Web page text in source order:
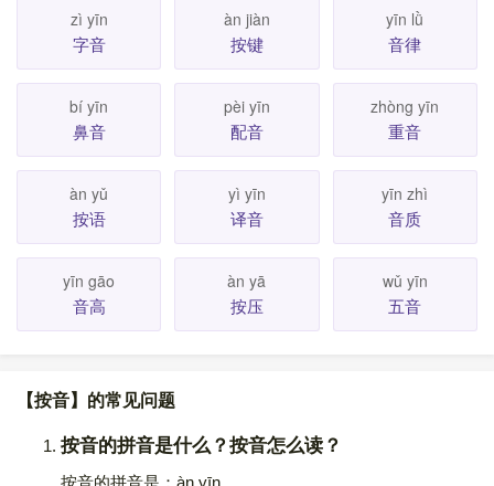
zì yīn
字音
àn jiàn
按键
yīn lǜ
音律
bí yīn
鼻音
pèi yīn
配音
zhòng yīn
重音
àn yǔ
按语
yì yīn
译音
yīn zhì
音质
yīn gāo
音高
àn yā
按压
wǔ yīn
五音
【按音】的常见问题
按音的拼音是什么？按音怎么读？
按音的拼音是：àn yīn